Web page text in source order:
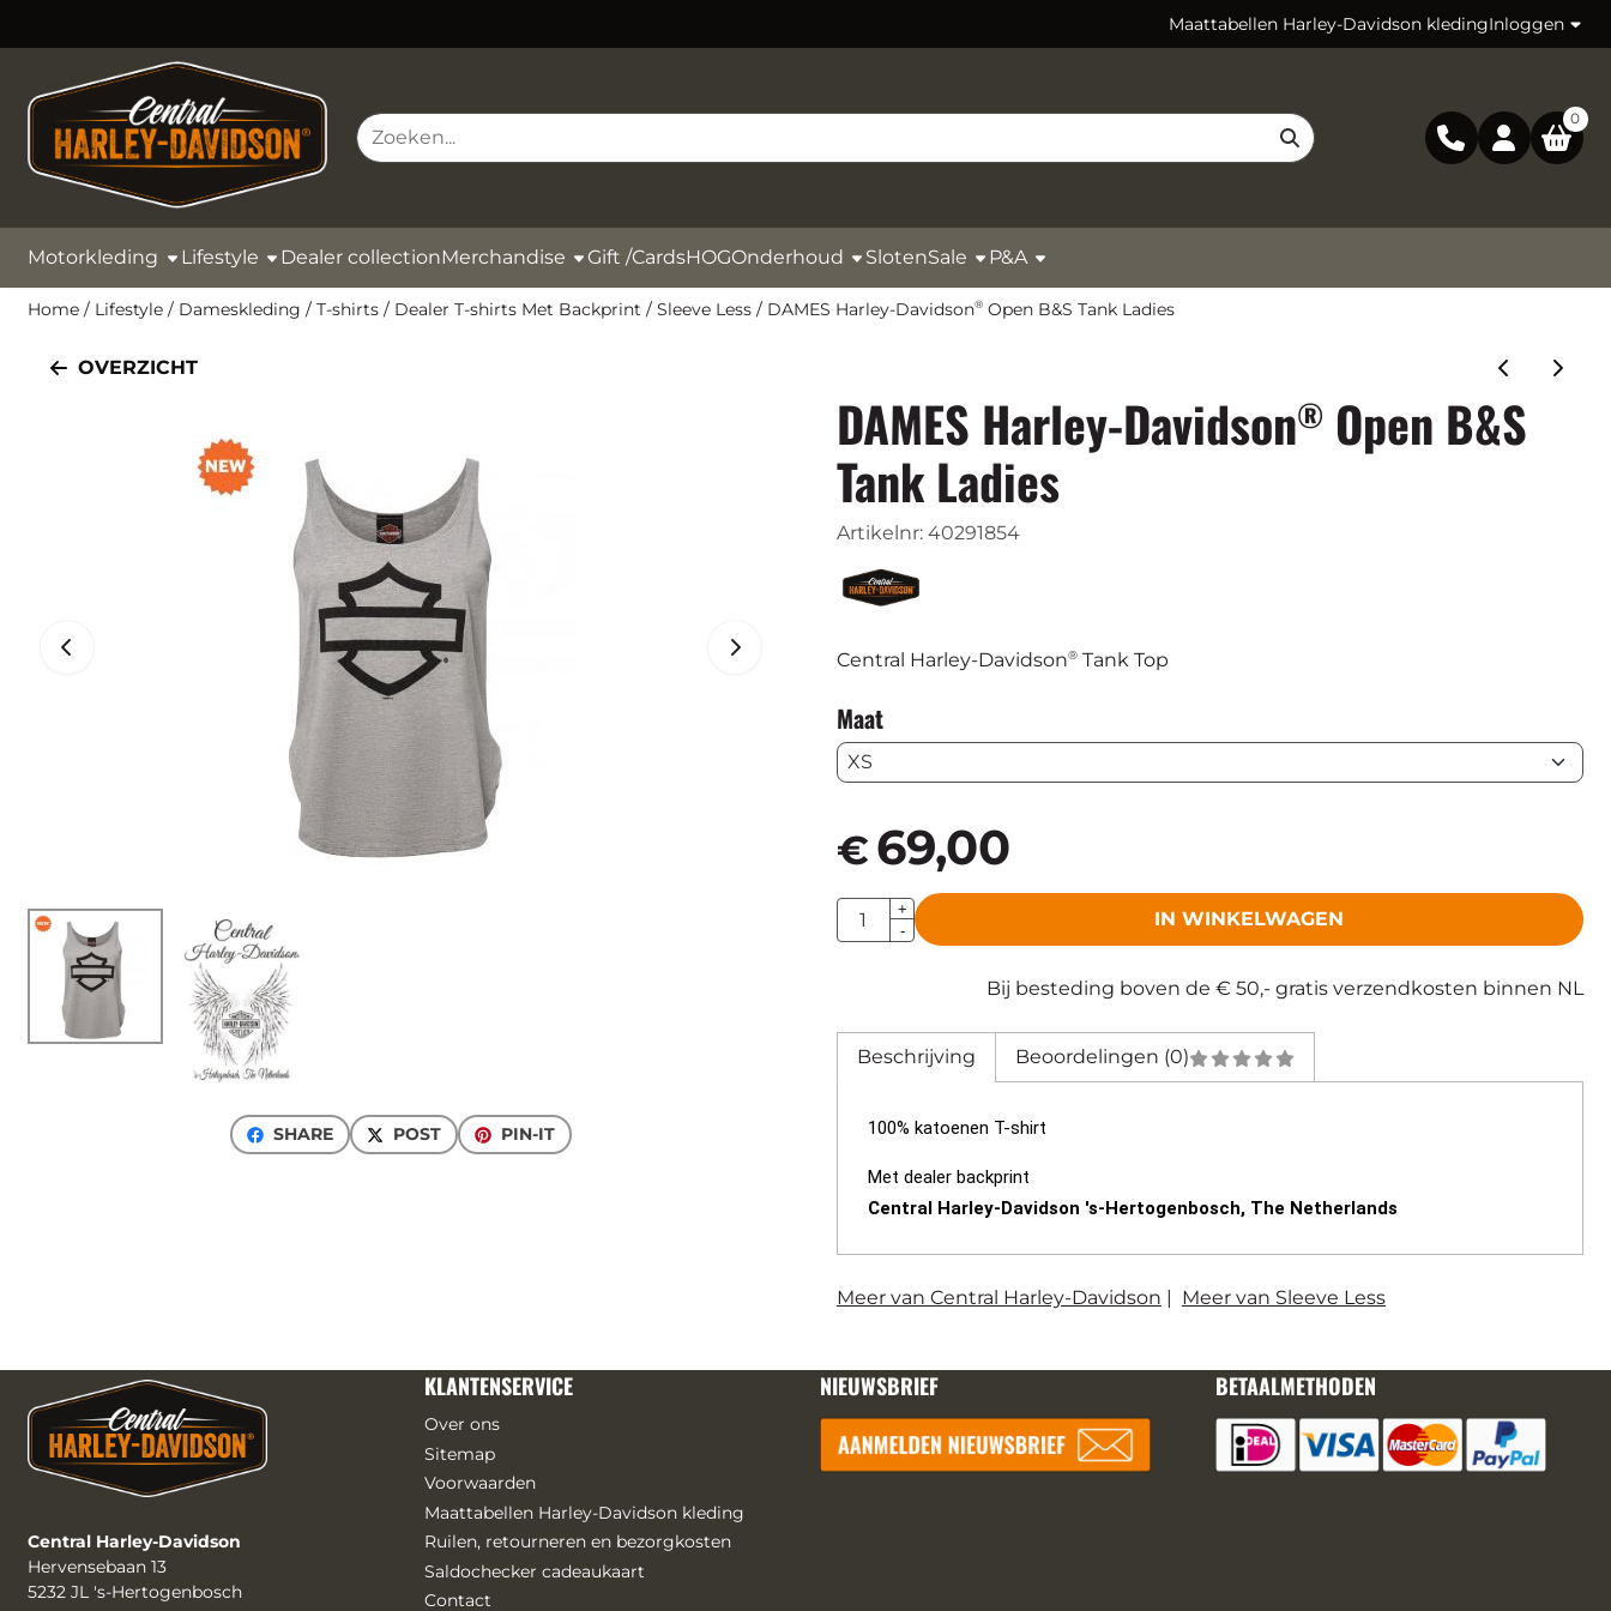
Maattabellen Harley-Davidson kledingInloggen
Zoeken 0
Motorkleding Lifestyle Dealer collectionMerchandise Gift /CardsHOGOnderhoud SlotenSale P&A
Home / Lifestyle / Dameskleding / T-shirts / Dealer T-shirts Met Backprint / Sleeve Less / DAMES Harley-Davidson® Open B&S Tank Ladies
OVERZICHT
SHARE POST PIN-IT
DAMES Harley-Davidson® Open B&S
Tank Ladies
Artikelnr: 40291854
Central Harley-Davidson®Tank Top
Maat
€ 69,00
Aantal
+
-
IN WINKELWAGEN
Bij besteding boven de € 50,- gratis verzendkosten binnen NL
Beschrijving Beoordelingen (0)
100% katoenen T-shirt
Met dealer backprint
Central Harley-Davidson 's-Hertogenbosch, The Netherlands
Meer van Central Harley-Davidson | Meer van Sleeve Less
Central Harley-Davidson
Hervensebaan 13
5232 JL 's-Hertogenbosch
KLANTENSERVICE
Over ons
Sitemap
Voorwaarden
Maattabellen Harley-Davidson kleding
Ruilen, retourneren en bezorgkosten
Saldochecker cadeaukaart
Contact
NIEUWSBRIEF BETAALMETHODEN